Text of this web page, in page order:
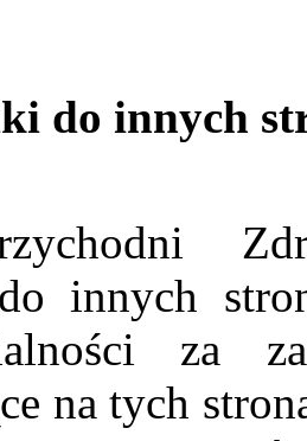
do innych
innych
za
na tych